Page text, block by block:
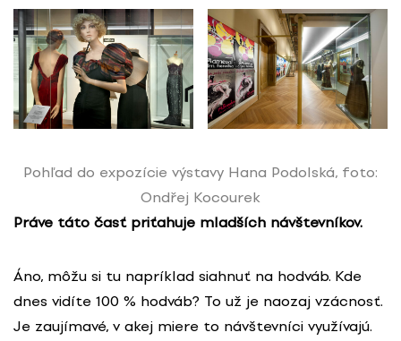
Pohľad do expozície výstavy Hana Podolská, foto:
Ondřej Kocourek
Práve táto časť priťahuje mladších návštevníkov.
Áno, môžu si tu napríklad siahnuť na hodváb. Kde
dnes vidíte 100 % hodváb? To už je naozaj vzácnosť.
Je zaujímavé, v akej miere to návštevníci využívajú.